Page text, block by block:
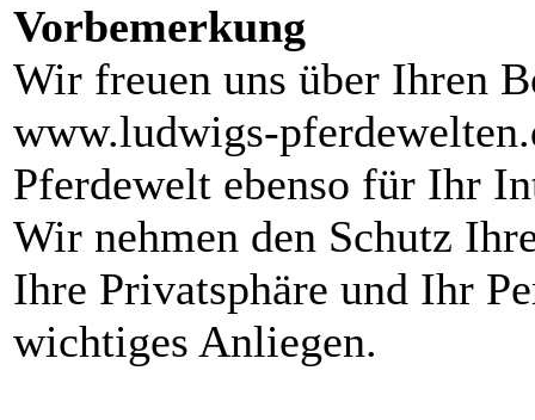
Vorbemerkung
Wir freuen uns über Ihren
www.ludwigs-
Pferdewelt ebenso für Ihr
Wir nehmen den Schutz
Ihre Privatsphäre und Ihr
wichtiges Anliegen.